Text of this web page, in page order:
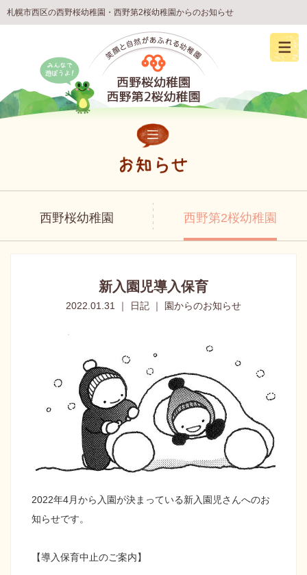
札幌市西区の西野桜幼稚園・西野第2桜幼稚園からのお知らせ
西野桜幼稚園 西野第2桜幼稚園
新入園児導入保育
2022.01.31 ｜ 日記 ｜ 園からのお知らせ
2022年4月から入園が決まっている新入園児さんへのお
知らせです。
【導入保育中止のご案内】